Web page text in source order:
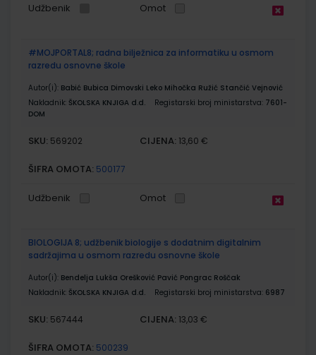
Udžbenik Omot
#MOJPORTAL8; radna bilježnica za informatiku u osmom
razredu osnovne škole
Autor(i): Babić Bubica Dimovski Leko Mihočka Ružić Stančić Vejnović
Nakladnik: ŠKOLSKA KNJIGA d.d. Registarski broj ministarstva: 7601-
DOM
SKU: 569202 CIJENA: 13,60 €
ŠIFRA OMOTA: 500177
Udžbenik Omot
BIOLOGIJA 8; udžbenik biologije s dodatnim digitalnim
sadržajima u osmom razredu osnovne škole
Autor(i): Bendelja Lukša Orešković Pavić Pongrac Roščak
Nakladnik: ŠKOLSKA KNJIGA d.d. Registarski broj ministarstva: 6987
SKU: 567444 CIJENA: 13,03 €
ŠIFRA OMOTA: 500239